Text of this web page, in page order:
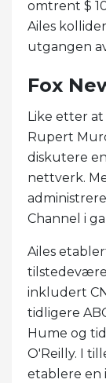
omtrent $
Ailes
utgangen
Fox
Like etter
Rupert
diskutere
nettverk.
Channel i
Ailes
inkludert
tidligere
Hume og
O'Reilly. I
etablere en